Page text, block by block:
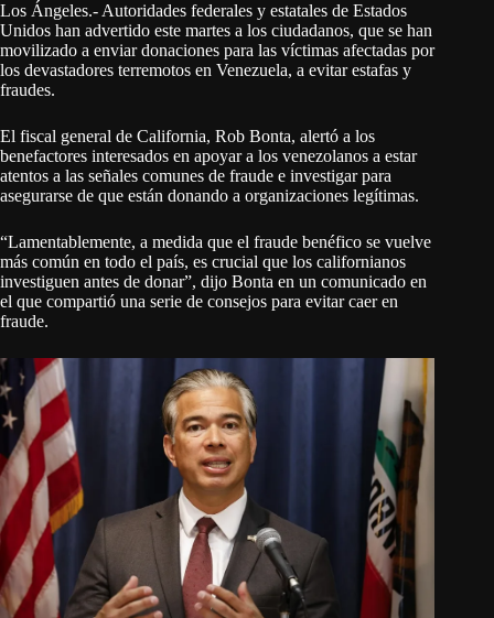
Los Ángeles.- Autoridades federales y estatales de Estados
Unidos han advertido este martes a los ciudadanos, que se han
movilizado a enviar donaciones para las víctimas afectadas por
los devastadores terremotos en Venezuela, a evitar estafas y
fraudes.
El fiscal general de California, Rob Bonta, alertó a los
benefactores interesados ​​en apoyar a los venezolanos a estar
atentos a las señales comunes de fraude e investigar para
asegurarse de que están donando a organizaciones legítimas.
“Lamentablemente, a medida que el fraude benéfico se vuelve
más común en todo el país, es crucial que los californianos
investiguen antes de donar”, dijo Bonta en un comunicado en
el que compartió una serie de consejos para evitar caer en
fraude.